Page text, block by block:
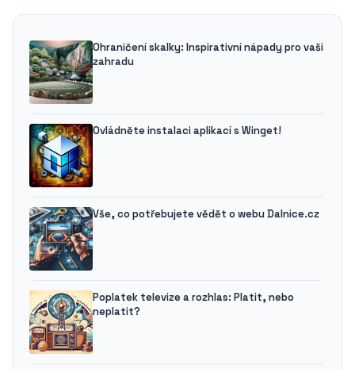
Ohraničení skalky: Inspirativní nápady pro vaši
zahradu
Ovládněte instalaci aplikací s Winget!
Vše, co potřebujete vědět o webu Dalnice.cz
Poplatek televize a rozhlas: Platit, nebo
neplatit?